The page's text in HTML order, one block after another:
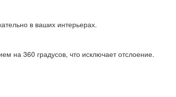
в ваших интерьерах.
на 360 градусов, что исключает отслоение.